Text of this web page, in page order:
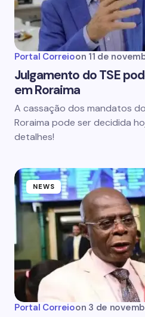
Portal Correioon 11 de
Julgamento do TSE
em Roraima
A cassação dos mandatos
Roraima pode ser decidida
detalhes!
NEWS
Portal Correioon 3 de